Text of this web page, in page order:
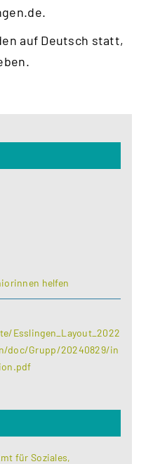
.
auf Deutsch statt,
helfen
Esslingen_Layout_2022
doc/Grupp/20240829/in
für Soziales,